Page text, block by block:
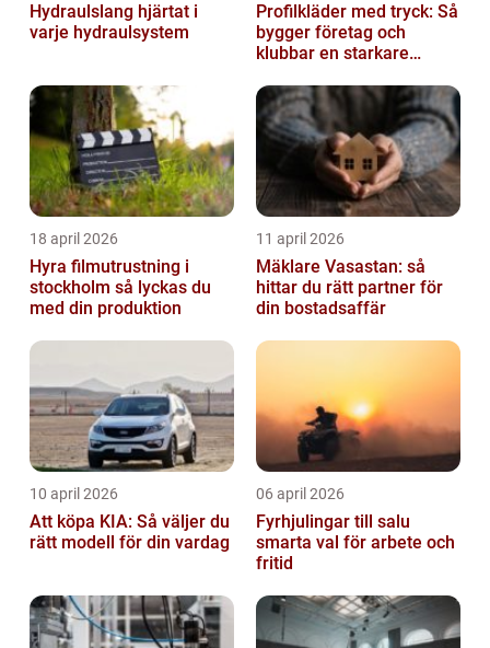
Hydraulslang hjärtat i
varje hydraulsystem
Profilkläder med tryck: Så
bygger företag och
klubbar en starkare
18 april 2026
Hyra filmutrustning i
stockholm så lyckas du
med din produktion
11 april 2026
Mäklare Vasastan: så
hittar du rätt partner för
din bostadsaffär
10 april 2026
Att köpa KIA: Så väljer du
rätt modell för din vardag
06 april 2026
Fyrhjulingar till salu
smarta val för arbete och
fritid